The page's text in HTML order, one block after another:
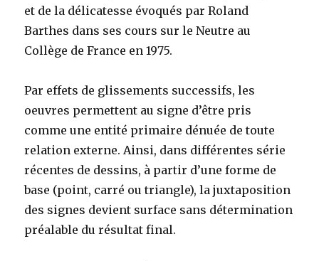
et de la délicatesse évoqués par Roland
Barthes dans ses cours sur le Neutre au
Collège de France en 1975.
Par effets de glissements successifs, les
oeuvres permettent au signe d’être pris
comme une entité primaire dénuée de toute
relation externe. Ainsi, dans différentes série
récentes de dessins, à partir d’une forme de
base (point, carré ou triangle), la juxtaposition
des signes devient surface sans détermination
préalable du résultat final.